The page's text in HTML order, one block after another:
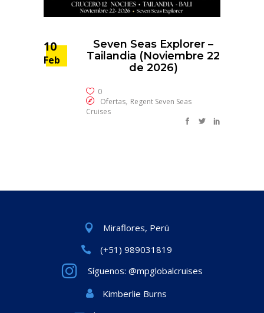
10
Feb
Seven Seas Explorer –
Tailandia (Noviembre 22
de 2026)
0
Ofertas, Regent Seven Seas
Cruises
Miraflores, Perú
(+51) 989031819
Síguenos: @mpglobalcruises
Kimberlie Burns